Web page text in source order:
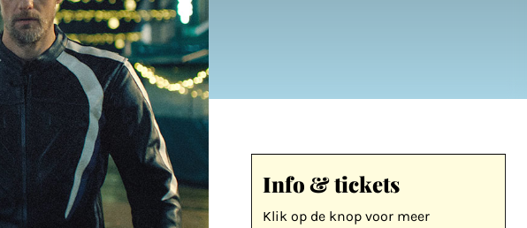
Info & tickets
Klik op de knop voor meer